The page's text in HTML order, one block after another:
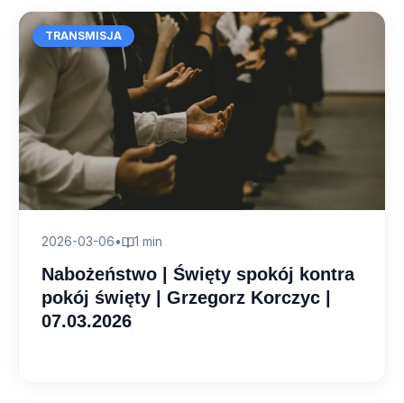
TRANSMISJA
2026-03-06• 1 min
Nabożeństwo | Święty spokój kontra
pokój święty | Grzegorz Korczyc |
07.03.2026